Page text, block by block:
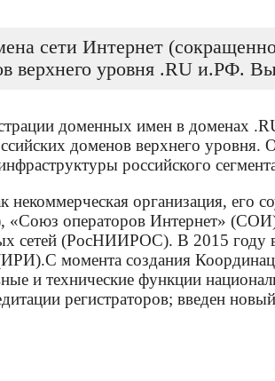
сети Интернет
верхнего уровня .RU и.РФ.
доменных имен в доменах
доменов верхнего уровня.
российского
организация, его
операторов Интернет»
(РосНИИРОС). В 2015 году в
момента создания
и технические функции
регистраторов; введен